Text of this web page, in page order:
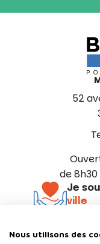
52
de 8h30
Je
ville
Nous utilisons des